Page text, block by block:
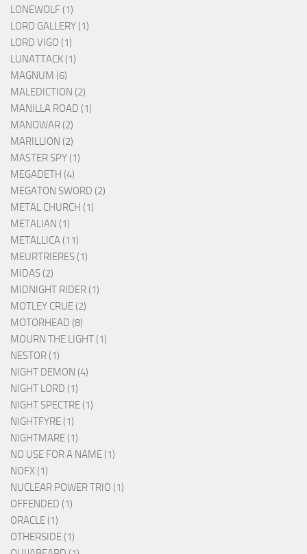
LONEWOLF (1)
LORD GALLERY (1)
LORD VIGO (1)
LUNATTACK (1)
MAGNUM (6)
MALEDICTION (2)
MANILLA ROAD (1)
MANOWAR (2)
MARILLION (2)
MASTER SPY (1)
MEGADETH (4)
MEGATON SWORD (2)
METAL CHURCH (1)
METALIAN (1)
METALLICA (11)
MEURTRIERES (1)
MIDAS (2)
MIDNIGHT RIDER (1)
MOTLEY CRUE (2)
MOTORHEAD (8)
MOURN THE LIGHT (1)
NESTOR (1)
NIGHT DEMON (4)
NIGHT LORD (1)
NIGHT SPECTRE (1)
NIGHTFYRE (1)
NIGHTMARE (1)
NO USE FOR A NAME (1)
NOFX (1)
NUCLEAR POWER TRIO (1)
OFFENDED (1)
ORACLE (1)
OTHERSIDE (1)